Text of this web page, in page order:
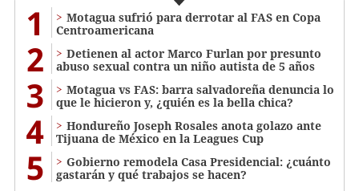
1
Motagua sufrió para derrotar al FAS en Copa
Centroamericana
2
Detienen al actor Marco Furlan por presunto
abuso sexual contra un niño autista de 5 años
3
Motagua vs FAS: barra salvadoreña denuncia lo
que le hicieron y, ¿quién es la bella chica?
4
Hondureño Joseph Rosales anota golazo ante
Tijuana de México en la Leagues Cup
5
Gobierno remodela Casa Presidencial: ¿cuánto
gastarán y qué trabajos se hacen?